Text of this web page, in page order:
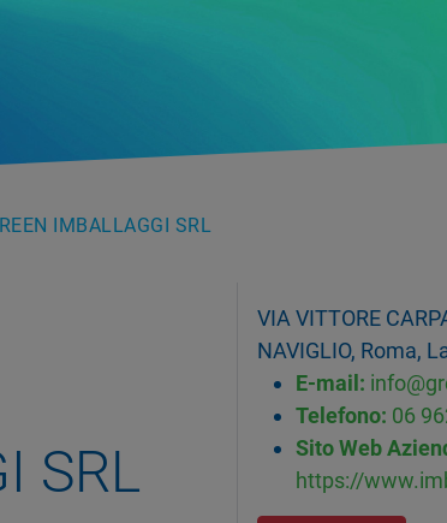
IMBALLAGGI SRL
SRL
VIA VITTORE
NAVIGLIO, Roma,
E-mail:
Telefono: 06
Sito Web
https://